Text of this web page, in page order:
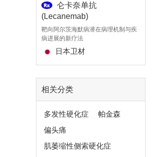
仑卡奈单抗
(Lecanemab)
靶向阿尔茨海默病潜在病理机制与疾
病进展的新疗法
日本卫材
相关分类
多发性硬化症
帕金森
偏头痛
肌萎缩性侧索硬化症